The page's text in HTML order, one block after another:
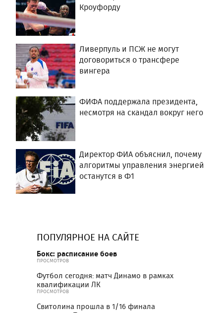
Кроуфорду
Ливерпуль и ПСЖ не могут
договориться о трансфере
вингера
ФИФА поддержала президента,
несмотря на скандал вокруг него
Директор ФИА объяснил, почему
алгоритмы управления энергией
останутся в Ф1
ПОПУЛЯРНОЕ НА САЙТЕ
Бокс: расписание боев
ПРОСМОТРОВ
Футбол сегодня: матч Динамо в рамках
квалификации ЛК
ПРОСМОТРОВ
Свитолина прошла в 1/16 финала